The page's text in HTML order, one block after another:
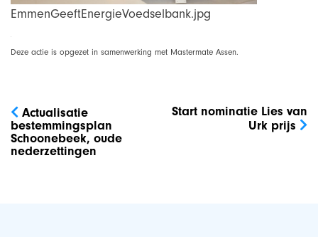
EmmenGeeftEnergieVoedselbank.jpg
Deze actie is opgezet in samenwerking met Mastermate Assen.
navigatie
Actualisatie
bestemmingsplan
Schoonebeek, oude
nederzettingen
Start nominatie Lies van
Urk prijs